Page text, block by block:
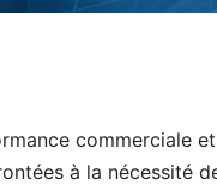
commerciale et
à la nécessité